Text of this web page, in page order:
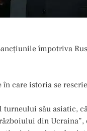
împotriva
în care istoria se
său asiatic,
din